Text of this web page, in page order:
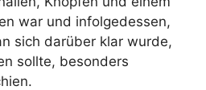
war und infolgedessen,
sich darüber klar wurde,
sollte, besonders